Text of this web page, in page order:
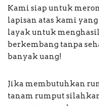
Kami siap untuk
lapisan atas kami
layak untuk
berkembang tanpa
banyak uang!
Jika membutuhkan
tanam rumput